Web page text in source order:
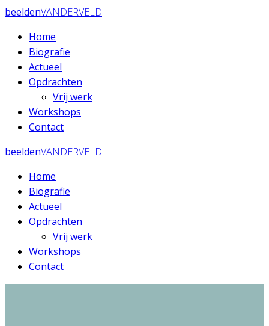
Ga
inhoud
beeldenVANDERVELD
Home
Biografie
Actueel
Opdrachten
Vrij werk
Workshops
Contact
beeldenVANDERVELD
Home
Biografie
Actueel
Opdrachten
Vrij werk
Workshops
Contact